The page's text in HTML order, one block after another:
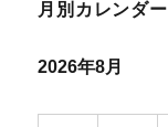
月別カレンダー
2026年8月